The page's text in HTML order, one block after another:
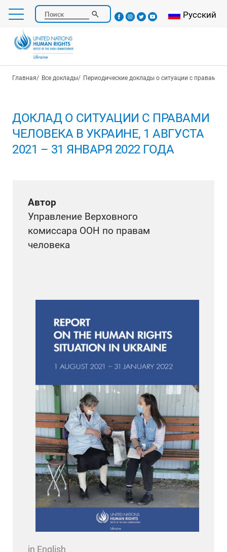
Перейти
основному
содержанию
Поиск Select your
Русский
Строка навигации
Главная Все доклады Периодические доклады о ситуации с правами
ДОКЛАД О СИТУАЦИИ С ПРАВАМИ
ЧЕЛОВЕКА В УКРАИНЕ, 1 АВГУСТА
2021 – 31 ЯНВАРЯ 2022 ГОДА
Автор
Управление Верховного
комиссара ООН по правам
человека
in English